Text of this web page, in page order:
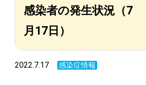
感­染者の発生­状況（7
月17日）­
2022.7.17 感染症情報